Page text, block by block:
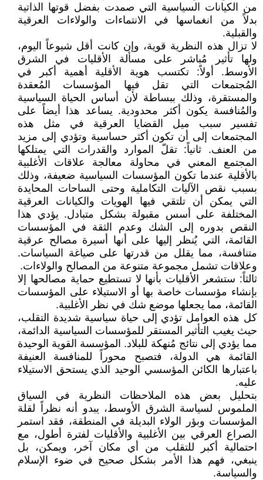
من الكيانات السياسية التي صمدت بفضل قوتها الذاتية
بدلاً من انغماسها في الانتماءات والولاءات العرقية
والقبلية.
لا تزال هذه النظرية قوية، وإن كانت أقل شيوعاً اليوم،
ولها تأثير مُباشر على مسألة الأقليات في الشرق
الأوسط. أولاً: تكتسب هوية الأقلية أهمية أكبر في
المُجتمعات التي تقل فيها المؤسسات المُعقدة
والمستقرة، وذلك ببساطة لأن أساس الحياة السياسية
والمُنافسة يكون أكثر محدودية. يساعد هذا أيضاً على
تفسير سبب ميل القضايا العرقية في مثل هذه
المجتمعات إلى أن تكون أكثر حساسية وتؤدي إلى مزيد
من العنف. ثانياً: تقلّ الموارد والقدرات التي يمتلكها
المجتمع المعني في محاولة معالجة علاقات الأغلبية
بالأقلية عندما تكون المؤسسات السياسية ضعيفة، وذلك
بسبب نقص الآليات التكاملية وحتى الساحات المحايدة
التي يمكن أن تلتقي فيها الهويات والكيانات العرقية
المختلفة على أسس مقبولة بشكل متبادل. يؤدي هذا
النقص بدوره إلى الشك وعدم الثقة في المؤسسات
القائمة، التي يُنظر إليها على أنها أسيرة مصالح عرقية
متنافسة، مما يقلل من قدرتها على صياغة السياسات.
وعلاقات تشمل مجموعة متنوعة من المصالح والولاءات.
ثالثاً: ستشعر الأقليات بأنها لا تستطيع حماية مصالحها إلا
بإنشاء مؤسسات خاصة بها أو الاستيلاء على المؤسسات
القائمة، مما يجعلها موضع شك في نظر الأغلبية.
كل هذه العوامل تؤدي إلى حياة سياسية شديدة التقلب،
حيث يغيب التأثير المستقر للمؤسسات السياسية الدائمة،
مما يؤدي إلى نتائج مُنهكة للبلاد. المؤسسة القوية الوحيدة
القائمة هي الدولة، فتصبح محوراً للمنافسة العنيفة
باعتبارها الكائن المؤسسي الوحيد الذي يستحق الاستيلاء
عليه.
بتحليل بعض هذه الملاحظات النظرية في السياق
الملموس لسياسة الشرق الأوسط، يبدو أنه نظراً لقلة
المؤسسات وبؤر الولاء البديلة في المنطقة، فقد استمر
الصراع العرقي بين الأغلبية والأقليات لفترة أطول، مع
احتمالية أكبر للتقلب من أي مكان آخر، ويمكن، بل
ينبغي، فهم هذا الأمر بشكل صحيح في ضوء الإسلام
والسياسة.